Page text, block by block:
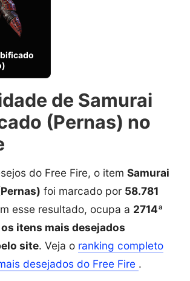
de Samurai
(Pernas) no
do Free Fire, o item Samurai
foi marcado por 58.781
esse resultado, ocupa a 2714ª
itens mais desejados
site. Veja o ranking completo
desejados do Free Fire .